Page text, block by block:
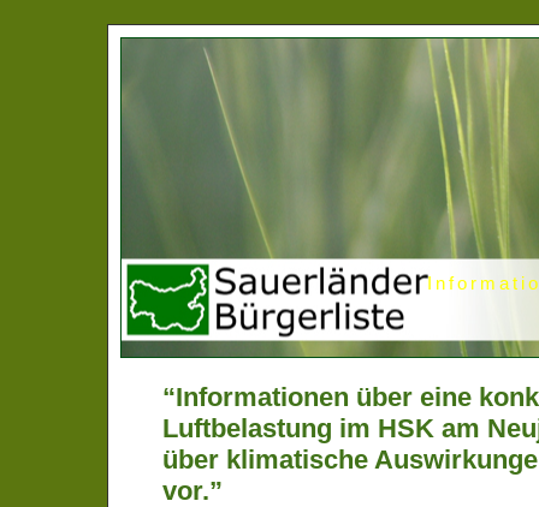
“Informationen über eine
Luftbelastung im HSK am
über klimatische
vor.”